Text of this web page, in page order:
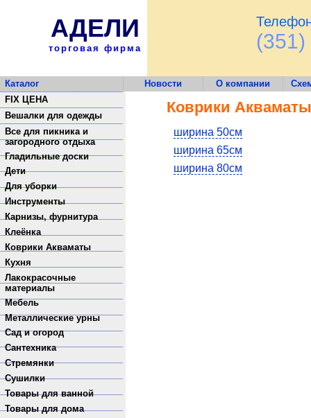
АДЕЛИ
торговая фирма (351)
Каталог Новости О компании
Обратная связь
Коврики Акваматы
ширина 50см
ширина 65см
ширина 80см
FIX ЦЕНА
Вешалки для одежды
Все для пикника и
загородного отдыха
Гладильные доски
Дети
Для уборки
Инструменты
Карнизы, фурнитура
Клеёнка
Коврики Акваматы
Кухня
Лакокрасочные
материалы
Мебель
Металлические урны
Сад и огород
Сантехника
Стремянки
Сушилки
Товары для ванной
Товары для дома